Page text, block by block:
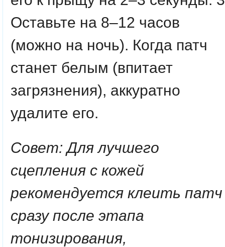
Оставьте на 8–12 часов
(можно на ночь). Когда патч
станет белым (впитает
загрязнения), аккуратно
удалите его.
Совет: Для лучшего
сцепления с кожей
рекомендуется клеить патч
сразу после этапа
тонизирования,